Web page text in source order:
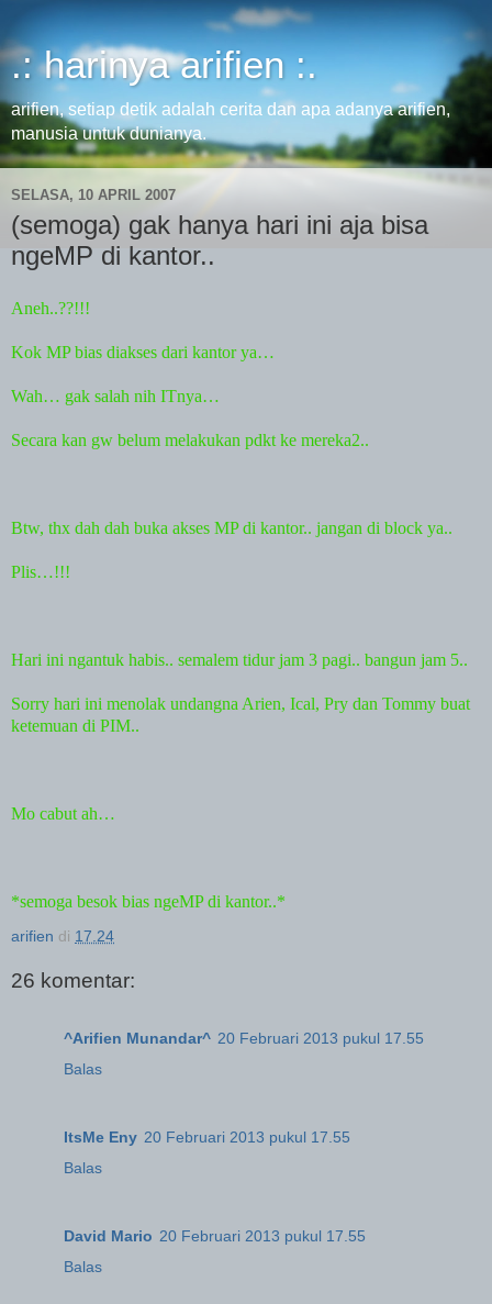
.: harinya arifien :.
arifien, setiap detik adalah cerita dan apa adanya arifien,
manusia untuk dunianya.
SELASA, 10 APRIL 2007
(semoga) gak hanya hari ini aja bisa
ngeMP di kantor..
Aneh..??!!!
Kok MP bias diakses dari kantor ya…
Wah… gak salah nih ITnya…
Secara kan gw belum melakukan pdkt ke mereka2..
Btw, thx dah dah buka akses MP di kantor.. jangan di block ya..
Plis…!!!
Hari ini ngantuk habis.. semalem tidur jam 3 pagi.. bangun jam 5..
Sorry hari ini menolak undangna Arien, Ical, Pry dan Tommy buat
ketemuan di PIM..
Mo cabut ah…
*semoga besok bias ngeMP di kantor..*
arifien di 17.24
26 komentar:
^Arifien Munandar^ 20 Februari 2013 pukul 17.55
Balas
ItsMe Eny 20 Februari 2013 pukul 17.55
Balas
David Mario 20 Februari 2013 pukul 17.55
Balas